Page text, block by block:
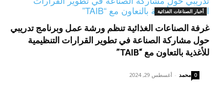
أخبار الصناعات الغذائية
غرفة الصناعات الغذائية تنظم ورشة عمل وبرنامج تدريبي
حول مشاركة الصناعة في تطوير القرارات التنظيمية
للأغذية بالتعاون مع “TAIB”
محمد - أغسطس 29, 2024 0